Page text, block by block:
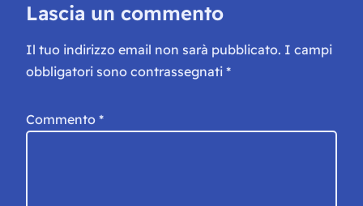
Lascia un commento
Il tuo indirizzo email non sarà pubblicato. I campi
obbligatori sono contrassegnati *
Commento *